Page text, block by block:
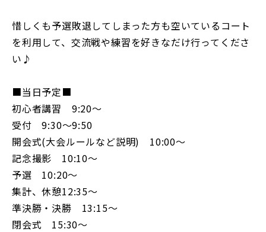
惜しくも予選敗退してしまった方も空いているコート
を利用して、交流戦や練習を好きなだけ行ってくださ
い♪
■当日予定■
初心者講習 9:20〜
受付 9:30〜9:50
開会式(大会ルールなど説明) 10:00〜
記念撮影 10:10〜
予選 10:20〜
集計、休憩12:35〜
準決勝・決勝 13:15〜
閉会式 15:30〜